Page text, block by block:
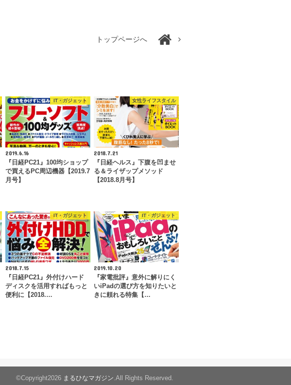
トップページへ
IT・ガジェット
2019.6.16
『日経PC21』100均ショップ
で買えるPC周辺機器【2019.7
月号】
女性ライフスタイル
2018.7.21
『日経ヘルス』下腹を凹ませ
る＆ライザップメソッド
【2018.8月号】
IT・ガジェット
2018.7.15
『日経PC21』外付けハード
ディスクを活用すればもっと
便利に【2018.…
IT・ガジェット
2019.10.20
『家電批評』意外に解りにく
いiPadの選び方を知りたいと
きに頼れる特集【…
©Copyright2026 まるひなマガジン .All Rights Reserved.